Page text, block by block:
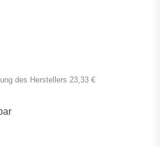
des Herstellers 23,33 €